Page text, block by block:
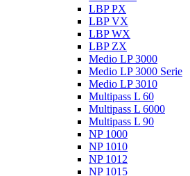
LBP PX
LBP VX
LBP WX
LBP ZX
Medio LP 3000
Medio LP 3000 Serie
Medio LP 3010
Multipass L 60
Multipass L 6000
Multipass L 90
NP 1000
NP 1010
NP 1012
NP 1015